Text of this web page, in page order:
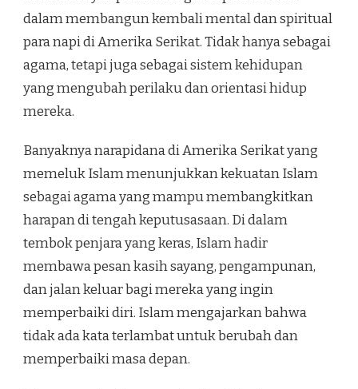
dalam membangun kembali mental dan spiritual
para napi di Amerika Serikat. Tidak hanya sebagai
agama, tetapi juga sebagai sistem kehidupan
yang mengubah perilaku dan orientasi hidup
mereka.
Banyaknya narapidana di Amerika Serikat yang
memeluk Islam menunjukkan kekuatan Islam
sebagai agama yang mampu membangkitkan
harapan di tengah keputusasaan. Di dalam
tembok penjara yang keras, Islam hadir
membawa pesan kasih sayang, pengampunan,
dan jalan keluar bagi mereka yang ingin
memperbaiki diri. Islam mengajarkan bahwa
tidak ada kata terlambat untuk berubah dan
memperbaiki masa depan.